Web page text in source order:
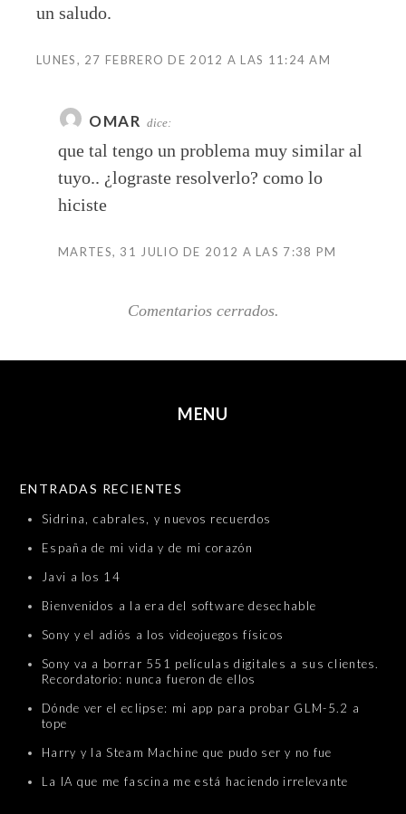
un saludo.
LUNES, 27 FEBRERO DE 2012 A LAS 11:24 AM
OMAR dice:
que tal tengo un problema muy similar al
tuyo.. ¿lograste resolverlo? como lo
hiciste
MARTES, 31 JULIO DE 2012 A LAS 7:38 PM
Comentarios cerrados.
MENU
ENTRADAS RECIENTES
Sidrina, cabrales, y nuevos recuerdos
España de mi vida y de mi corazón
Javi a los 14
Bienvenidos a la era del software desechable
Sony y el adiós a los videojuegos físicos
Sony va a borrar 551 películas digitales a sus clientes.
Recordatorio: nunca fueron de ellos
Dónde ver el eclipse: mi app para probar GLM-5.2 a
tope
Harry y la Steam Machine que pudo ser y no fue
La IA que me fascina me está haciendo irrelevante